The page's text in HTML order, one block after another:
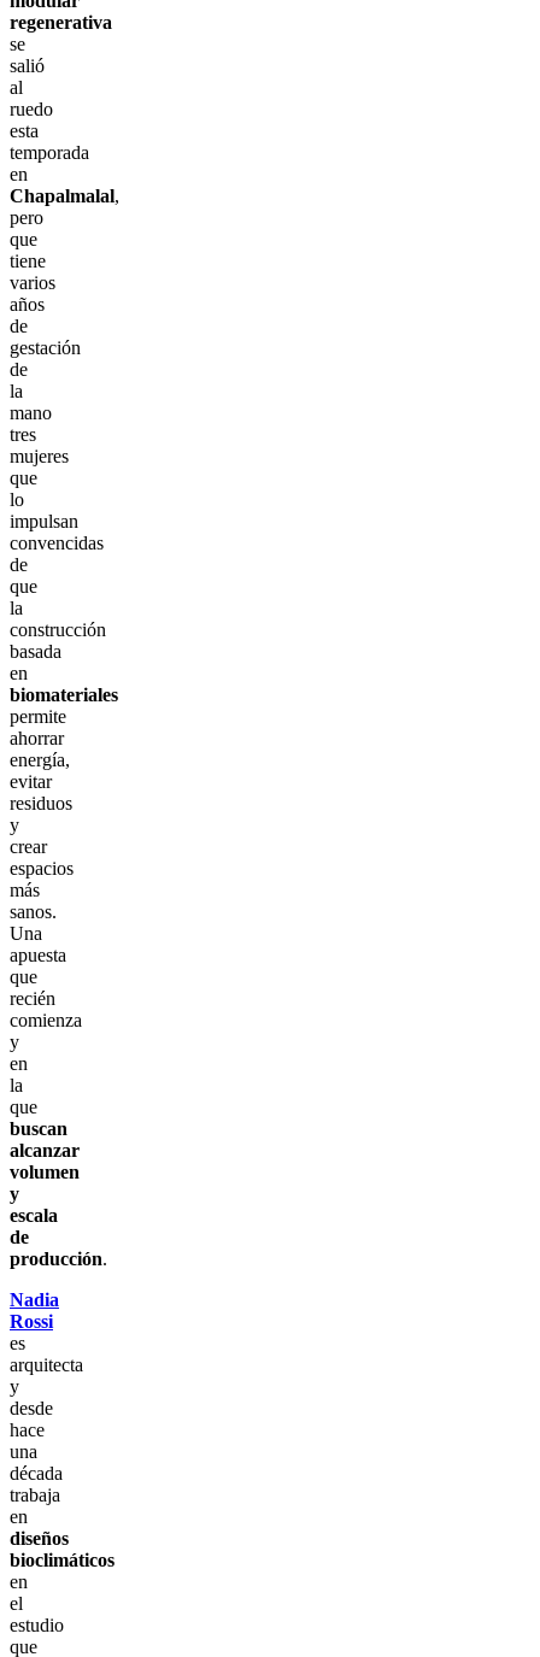
regenerativa
se
salió
al
ruedo
esta
temporada
en
Chapalmalal,
pero
que
tiene
varios
años
de
gestación
de
la
mano
tres
mujeres
que
lo
impulsan
convencidas
de
que
la
construcción
basada
en
biomateriales
permite
ahorrar
energía,
evitar
residuos
y
crear
espacios
más
sanos.
Una
apuesta
que
recién
comienza
y
en
la
que
buscan
alcanzar
volumen
y
escala
de
producción.
Nadia
Rossi
es
arquitecta
y
desde
hace
una
década
trabaja
en
diseños
bioclimáticos
en
el
estudio
que